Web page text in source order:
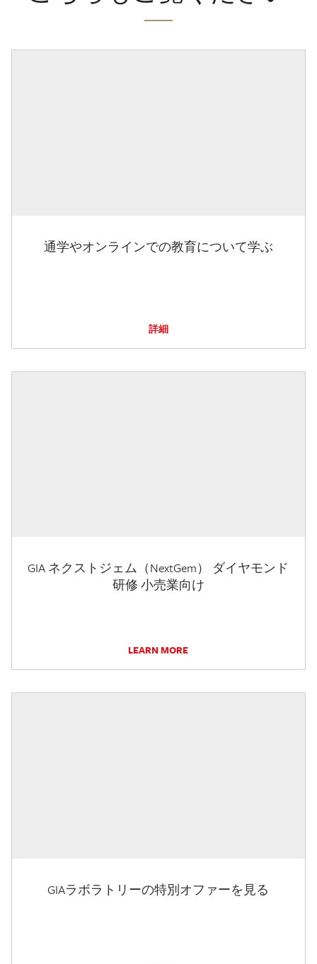
通学やオンラインでの教育について学ぶ
詳細
GIA ネクストジェム（NextGem） ダイヤモンド
研修 小売業向け
LEARN MORE
GIAラボラトリーの特別オファーを見る